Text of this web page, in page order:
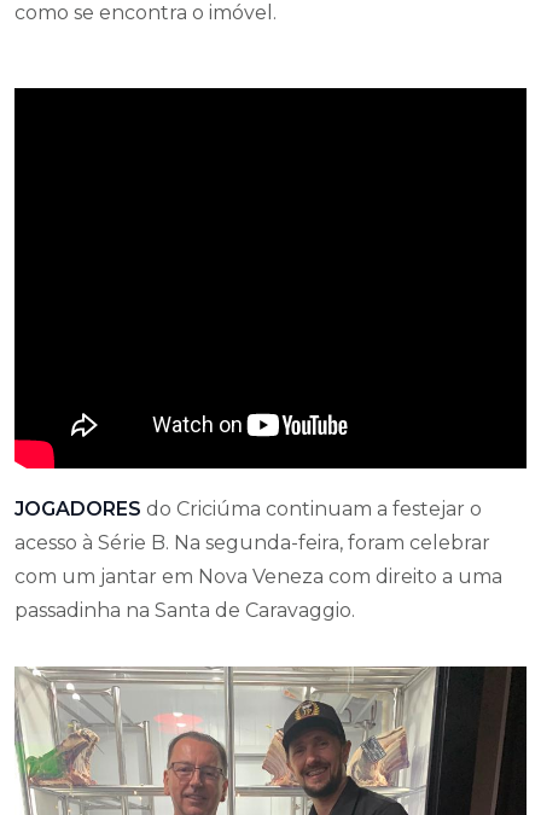
como se encontra o imóvel.
JOGADORES do Criciúma continuam a festejar o
acesso à Série B. Na segunda-feira, foram celebrar
com um jantar em Nova Veneza com direito a uma
passadinha na Santa de Caravaggio.